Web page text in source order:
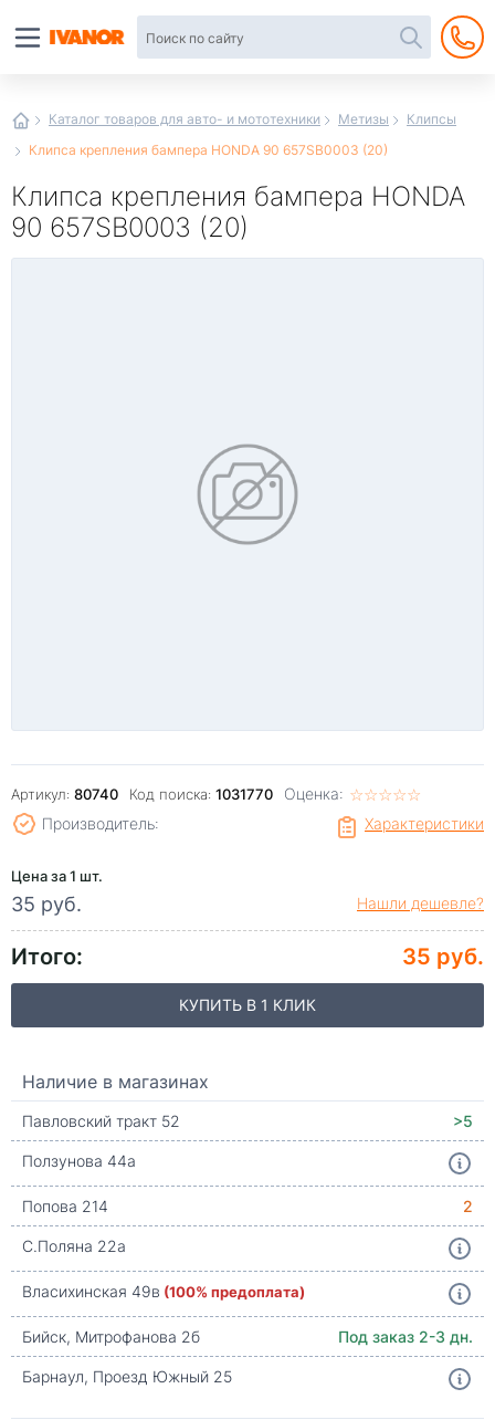
Каталог товаров для авто- и мототехники Метизы
Клипсы
Клипса крепления бампера HONDA 90 657SB0003 (20)
Клипса крепления бампера HONDA
90 657SB0003 (20)
Артикул: 80740 Код поиска: 1031770 Оценка: ☆☆☆☆☆
★★★★★
Характеристики
Производитель:
Цена за 1 шт.
35 руб. Нашли дешевле?
Итого: 35 руб.
КУПИТЬ В 1 КЛИК
Наличие в магазинах
Павловский тракт 52
>5
Ползунова 44а
Попова 214
2
С.Поляна 22а
Власихинская 49в (100% предоплата)
Бийск, Митрофанова 2б
Под заказ 2-3 дн.
Барнаул, Проезд Южный 25
интернет-